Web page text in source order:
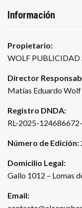
Información
Propietario:
WOLF PUBLICIDAD
Director
Matías Eduardo Wolf
Registro DNDA:
RL-2025-
Número de Edición:
Domicilio Legal:
Gallo 1012 – Lomas
Email: